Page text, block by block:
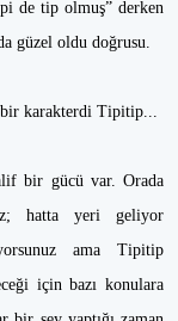
de tip olmuş” derken
güzel oldu doğrusu.
bir karakterdi Tipitip...
bir gücü var. Orada
hatta yeri geliyor
ama Tipitip
için bazı konulara